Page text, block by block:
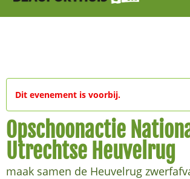
Dit evenement is voorbij.
Opschoonactie
Utrechtse Heuvelrug
maak samen de Heuvelrug